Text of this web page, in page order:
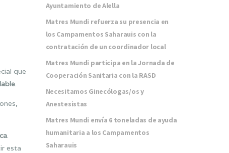
que
.
.
esta
Ayuntamiento de Alella
Matres Mundi refuerza su presencia en
los Campamentos Saharauis con la
contratación de un coordinador local
Matres Mundi participa en la Jornada de
Cooperación Sanitaria con la RASD
Necesitamos Ginecólogas/os y
Anestesistas
Matres Mundi envía 6 toneladas de ayuda
humanitaria a los Campamentos
Saharauis